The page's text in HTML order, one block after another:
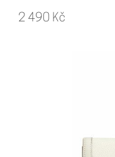
2 490 Kč